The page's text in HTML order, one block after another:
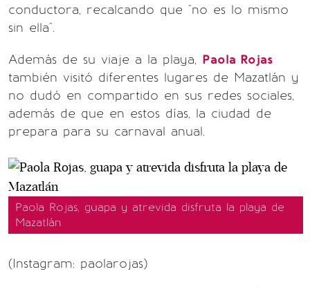
conductora, recalcando que "no es lo mismo
sin ella".
Además de su viaje a la playa, Paola Rojas
también visitó diferentes lugares de Mazatlán y
no dudó en compartido en sus redes sociales,
además de que en estos días, la ciudad de
prepara para su carnaval anual.
Paola Rojas, guapa y atrevida disfruta la playa de
Mazatlán
(Instagram: paolarojas)